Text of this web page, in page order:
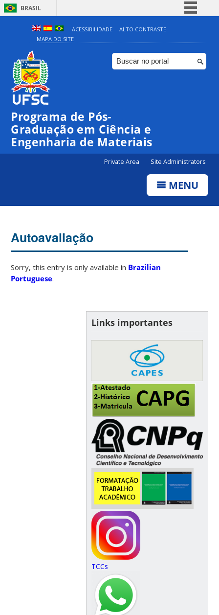
BRASIL
Simplifique!
Comunica BR
Participe
ACESSIBILIDADE
ALTO CONTRASTE
MAPA DO SITE
Programa de Pós-
Graduação em Ciência e
Engenharia de Materiais
Private Area Site Administrators
MENU
Autoavaliação
Sorry, this entry is only available in Brazilian
Portuguese.
Links importantes
TCCs